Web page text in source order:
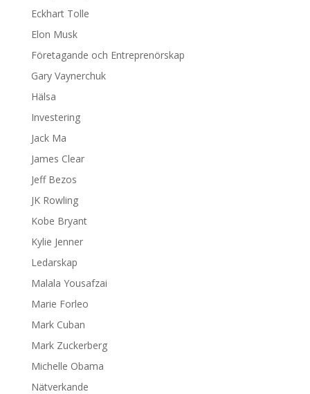
Eckhart Tolle
Elon Musk
Företagande och Entreprenörskap
Gary Vaynerchuk
Hälsa
Investering
Jack Ma
James Clear
Jeff Bezos
JK Rowling
Kobe Bryant
Kylie Jenner
Ledarskap
Malala Yousafzai
Marie Forleo
Mark Cuban
Mark Zuckerberg
Michelle Obama
Nätverkande